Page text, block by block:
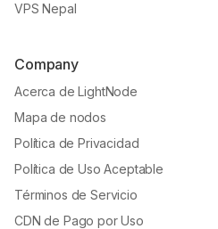
VPS Nepal
Company
Acerca de LightNode
Mapa de nodos
Política de Privacidad
Política de Uso Aceptable
Términos de Servicio
CDN de Pago por Uso